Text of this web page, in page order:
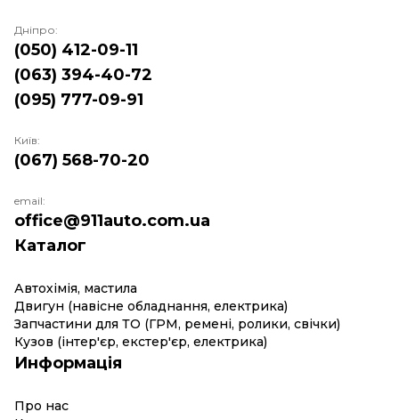
Каталог
Автохімія, мастила
Двигун (навісне обладнання, електрика)
Запчастини для ТО (ГРМ, ремені, ролики, свічки)
Кузов (інтер'єр, екстер'єр, електрика)
Информація
Про нас
Дніпро:
(050) 412-09-11
(063) 394-40-72
(095) 777-09-91
Київ:
(067) 568-70-20
email:
office@911auto.com.ua